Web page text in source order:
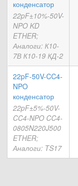
конденсатор
22pF±10%-50V-
NPO KD
ETHER;
Аналоги: К10-
7В К10-19 КД-2
22pF-50V-CC4-
NPO
конденсатор
22pF±5%-50V-
CC4-NPO CC4-
0805N220J500
ETHER;
Аналоги: TS17